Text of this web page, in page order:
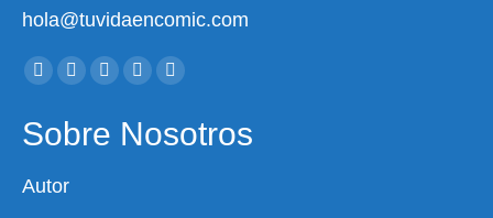
hola@tuvidaencomic.com
Encuéntranos en:
Facebook
opens
new
X
opens
YouTube
opens
Instagram
opens
Whatsapp
opens
Sobre Nosotros
Autor